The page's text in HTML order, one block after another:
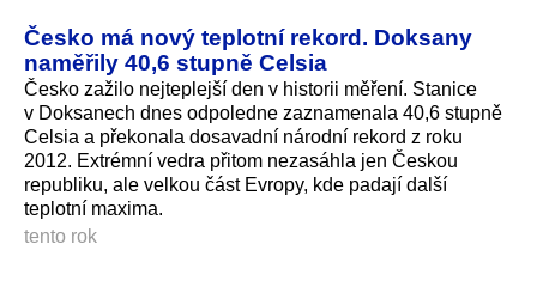
Česko má nový teplotní rekord. Doksany
naměřily 40,6 stupně Celsia
Česko zažilo nejteplejší den v historii měření. Stanice
v Doksanech dnes odpoledne zaznamenala 40,6 stupně
Celsia a překonala dosavadní národní rekord z roku
2012. Extrémní vedra přitom nezasáhla jen Českou
republiku, ale velkou část Evropy, kde padají další
teplotní maxima.
tento rok